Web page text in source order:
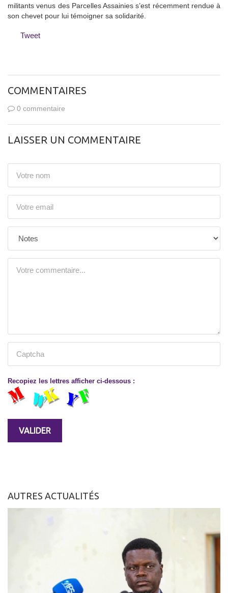
militants venus des Parcelles Assainies s’est récemment rendue à
son chevet pour lui témoigner sa solidarité.
Tweet
COMMENTAIRES
0 commentaire
LAISSER UN COMMENTAIRE
Recopiez les lettres afficher ci-dessous :
AUTRES ACTUALITÉS